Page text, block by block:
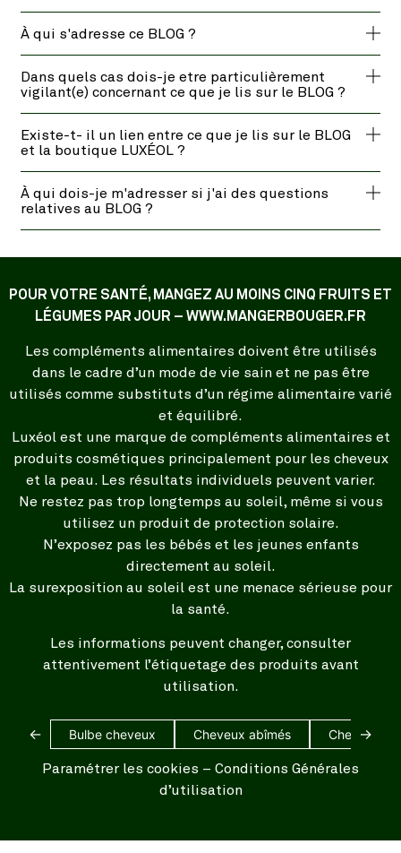
À qui s'adresse ce BLOG ?
Dans quels cas dois-je etre particulièrement
vigilant(e) concernant ce que je lis sur le BLOG ?
Existe-t- il un lien entre ce que je lis sur le BLOG
et la boutique LUXÉOL ?
À qui dois-je m'adresser si j'ai des questions
relatives au BLOG ?
POUR VOTRE SANTÉ, MANGEZ AU MOINS CINQ FRUITS ET
LÉGUMES PAR JOUR – WWW.MANGERBOUGER.FR
Les compléments alimentaires doivent être utilisés
dans le cadre d’un mode de vie sain et ne pas être
utilisés comme substituts d’un régime alimentaire varié
et équilibré.
Luxéol est une marque de compléments alimentaires et
produits cosmétiques principalement pour les cheveux
et la peau. Les résultats individuels peuvent varier.
Ne restez pas trop longtemps au soleil, même si vous
utilisez un produit de protection solaire.
N’exposez pas les bébés et les jeunes enfants
directement au soleil.
La surexposition au soleil est une menace sérieuse pour
la santé.
Les informations peuvent changer, consulter
attentivement l’étiquetage des produits avant
utilisation.
← Bulbe cheveux Cheveux abîmés Cheveux
→
Paramétrer les cookies – Conditions Générales
d’utilisation